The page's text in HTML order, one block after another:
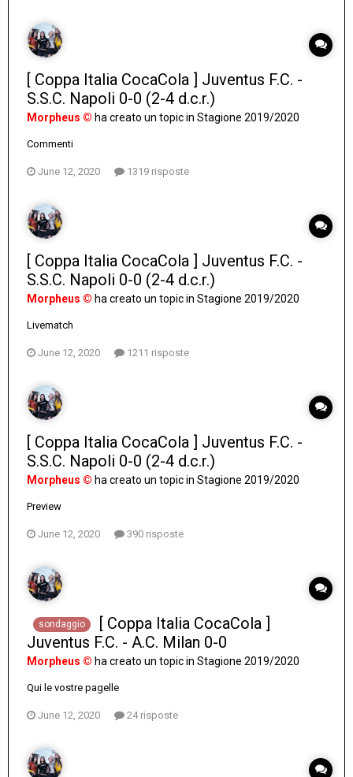
[ Coppa Italia CocaCola ] Juventus F.C. -
S.S.C. Napoli 0-0 (2-4 d.c.r.)
Morpheus © ha creato un topic in Stagione 2019/2020
Commenti
June 12, 2020 1319 risposte
[ Coppa Italia CocaCola ] Juventus F.C. -
S.S.C. Napoli 0-0 (2-4 d.c.r.)
Morpheus © ha creato un topic in Stagione 2019/2020
Livematch
June 12, 2020 1211 risposte
[ Coppa Italia CocaCola ] Juventus F.C. -
S.S.C. Napoli 0-0 (2-4 d.c.r.)
Morpheus © ha creato un topic in Stagione 2019/2020
Preview
June 12, 2020 390 risposte
sondaggio
[ Coppa Italia CocaCola ]
Juventus F.C. - A.C. Milan 0-0
Morpheus © ha creato un topic in Stagione 2019/2020
Qui le vostre pagelle
June 12, 2020 24 risposte